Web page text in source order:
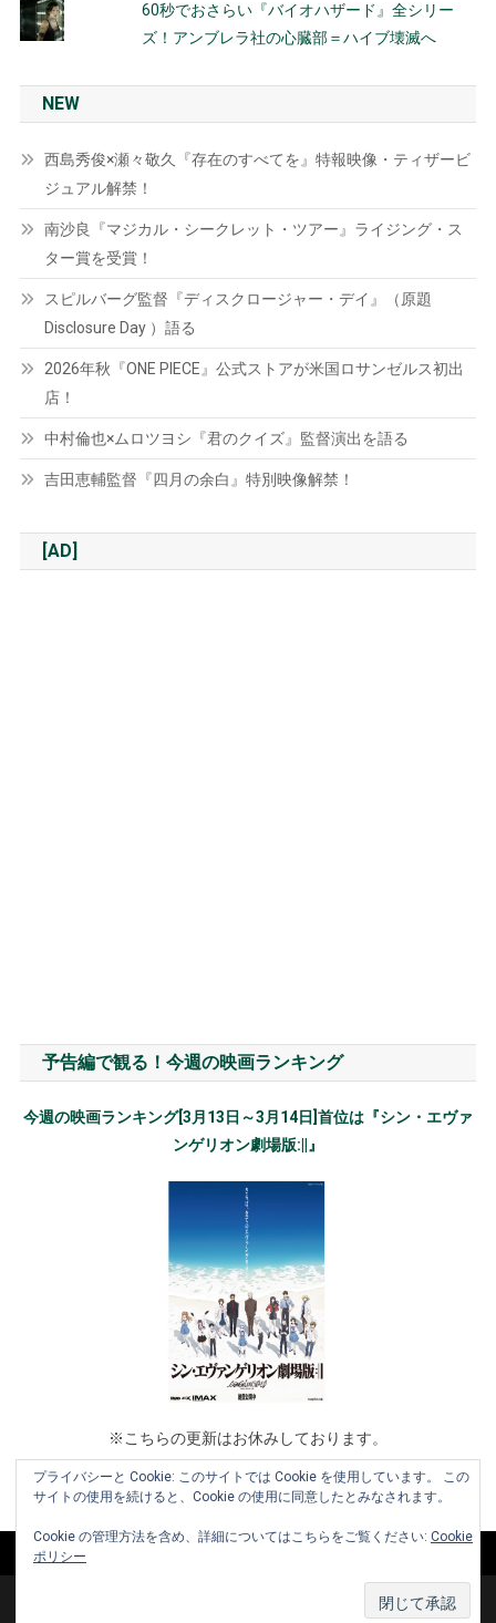
60秒でおさらい『バイオハザード』全シリー
ズ！アンブレラ社の心臓部＝ハイブ壊滅へ
NEW
西島秀俊×瀬々敬久『存在のすべてを』特報映像・ティザービ
ジュアル解禁！
南沙良『マジカル・シークレット・ツアー』ライジング・ス
ター賞を受賞！
スピルバーグ監督『ディスクロージャー・デイ』（原題
Disclosure Day ）語る
2026年秋『ONE PIECE』公式ストアが米国ロサンゼルス初出
店！
中村倫也×ムロツヨシ『君のクイズ』監督演出を語る
吉田恵輔監督『四月の余白』特別映像解禁！
[AD]
予告編で観る！今週の映画ランキング
今週の映画ランキング[3月13日～3月14日]首位は『シン・エヴァ
ンゲリオン劇場版:||』
※こちらの更新はお休みしております。
Copyright © 2010-2026 www.cinemaniera.com All Rights Reserved.|
プライバシーと Cookie: このサイトでは Cookie を使用しています。 この
サイトの使用を続けると、Cookie の使用に同意したとみなされます。
Cookie の管理方法を含め、詳細についてはこちらをご覧ください: Cookie
ポリシー